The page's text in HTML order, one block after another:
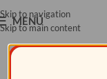
Skip to navigation
Skip to main content
MENÚ